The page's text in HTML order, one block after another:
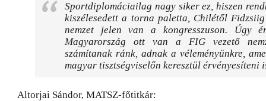
Sportdiplomáciailag nagy siker ez, hiszen
kiszélesedett a torna paletta, Chilétől
nemzet jelen van a kongresszuson. Úgy
Magyarország ott van a FIG vezető
számítanak ránk, adnak a véleményünkre,
magyar tisztségviselőn keresztül érvényesíteni
Altorjai Sándor, MATSZ-főtitkár: